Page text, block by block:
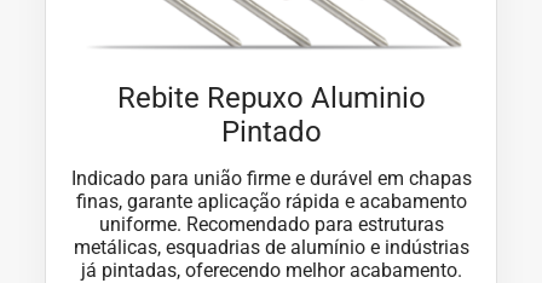
Rebite Repuxo Aluminio
Pintado
Indicado para união firme e durável em chapas
finas, garante aplicação rápida e acabamento
uniforme. Recomendado para estruturas
metálicas, esquadrias de alumínio e indústrias
já pintadas, oferecendo melhor acabamento.